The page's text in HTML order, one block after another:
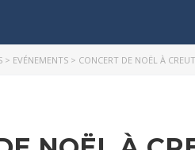
> EVÉNEMENTS > CONCERT DE NOËL À